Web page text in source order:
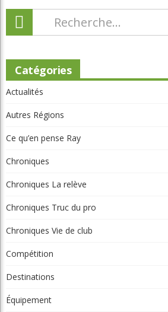
Catégories
Actualités
Autres Régions
Ce qu’en pense Ray
Chroniques
Chroniques La relève
Chroniques Truc du pro
Chroniques Vie de club
Compétition
Destinations
Équipement